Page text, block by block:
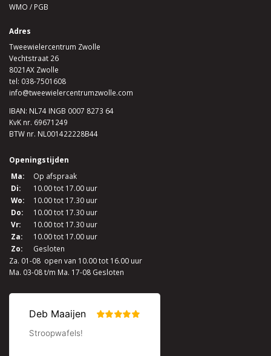
WMO / PGB
Adres
Tweewielercentrum Zwolle
Vechtstraat 26
8021AX Zwolle
tel: 038-7501608
info@tweewielercentrumzwolle.com
IBAN: NL74 INGB 0007 8273 64
KvK nr. 69671249
BTW nr. NL001422228B44
Openingstijden
Ma:
Op afspraak
Di:
10.00 tot 17.00 uur
Wo:
10.00 tot 17.30 uur
Do:
10.00 tot 17.30 uur
Vr:
10.00 tot 17.30 uur
Za:
10.00 tot 17.00 uur
Zo:
Gesloten
Za. 01-08 open van 10.00 tot 16.00 uur
Ma. 03-08 t/m Ma. 17-08 Gesloten